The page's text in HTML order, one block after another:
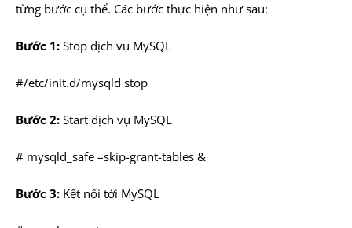
từng bước cụ thể. Các bước thực hiện như sau:
Bước 1: Stop dịch vụ MySQL
#/etc/init.d/mysqld stop
Bước 2: Start dịch vụ MySQL
# mysqld_safe –skip-grant-tables &
Bước 3: Kết nối tới MySQL